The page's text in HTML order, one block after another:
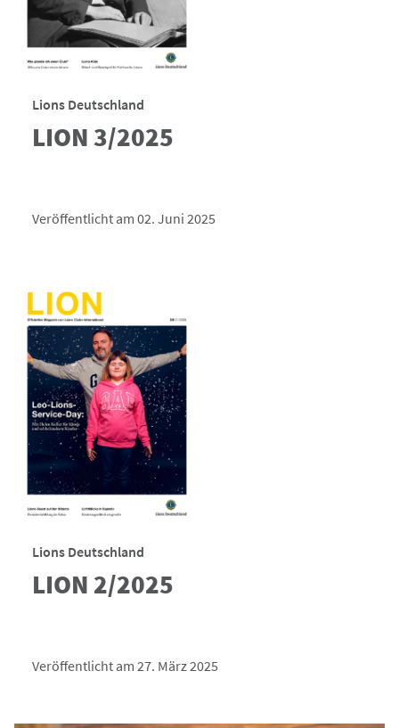
Lions Deutschland
LION 3/2025
Veröffentlicht am 02. Juni 2025
Lions Deutschland
LION 2/2025
Veröffentlicht am 27. März 2025